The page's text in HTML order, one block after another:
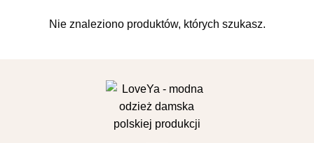
Nie znaleziono produktów, których szukasz.